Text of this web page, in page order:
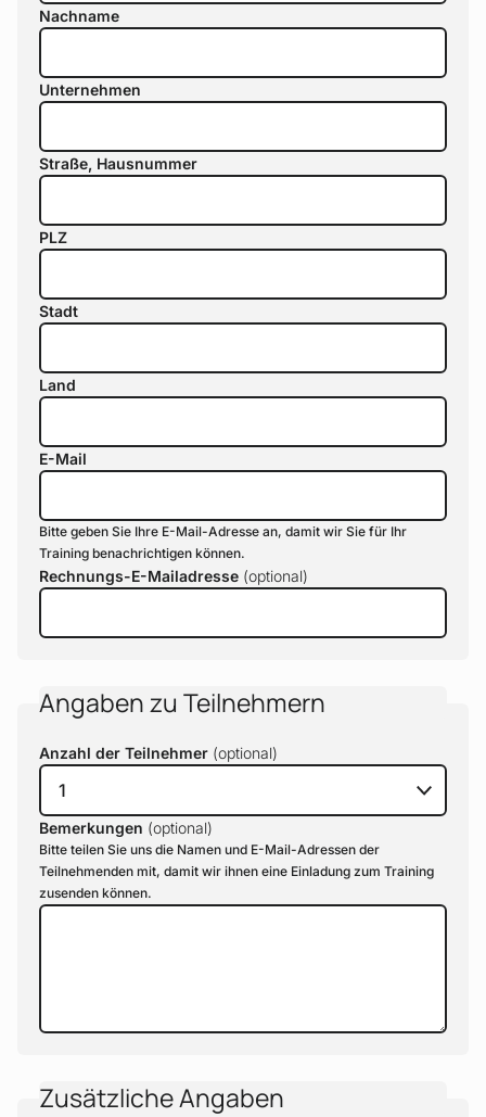
Nachname
Unternehmen
Straße, Hausnummer
PLZ
Stadt
Land
E-Mail
Bitte geben Sie Ihre E-Mail-Adresse an, damit wir Sie für Ihr
Training benachrichtigen können.
Rechnungs-E-Mailadresse
Angaben zu Teilnehmern
Anzahl der Teilnehmer
Bemerkungen
Bitte teilen Sie uns die Namen und E-Mail-Adressen der
Teilnehmenden mit, damit wir ihnen eine Einladung zum Training
zusenden können.
Zusätzliche Angaben